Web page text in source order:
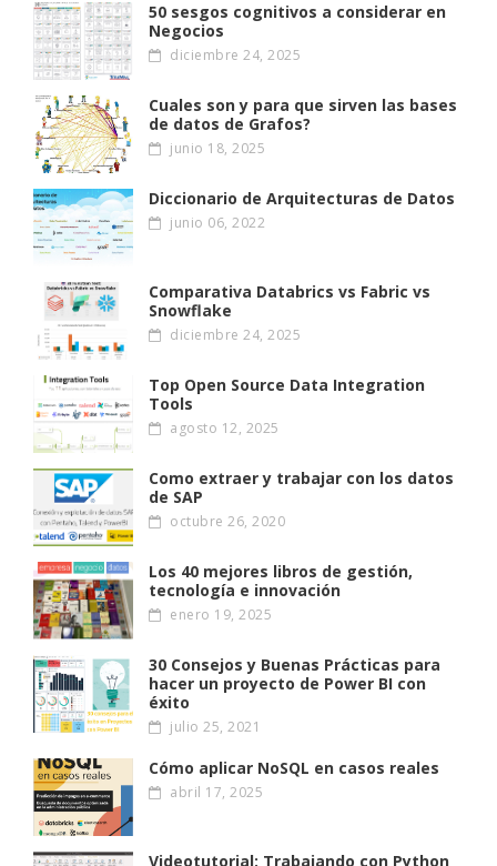
50 sesgos cognitivos a considerar en
Negocios
diciembre 24, 2025
Cuales son y para que sirven las bases
de datos de Grafos?
junio 18, 2025
Diccionario de Arquitecturas de Datos
junio 06, 2022
Comparativa Databrics vs Fabric vs
Snowflake
diciembre 24, 2025
Top Open Source Data Integration
Tools
agosto 12, 2025
Como extraer y trabajar con los datos
de SAP
octubre 26, 2020
Los 40 mejores libros de gestión,
tecnología e innovación
enero 19, 2025
30 Consejos y Buenas Prácticas para
hacer un proyecto de Power BI con
éxito
julio 25, 2021
Cómo aplicar NoSQL en casos reales
abril 17, 2025
Videotutorial: Trabajando con Python